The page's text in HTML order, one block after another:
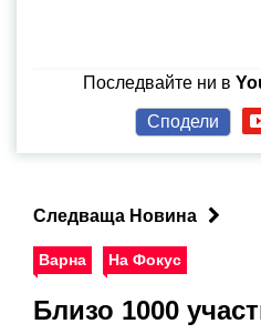
Последвайте ни в
Сподели
Следваща Новина
Варна На Фокус
Близо 1000